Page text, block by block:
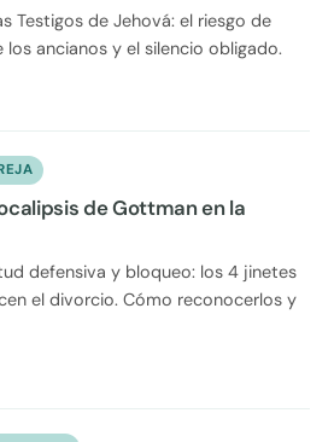
Testigos de Jehová: el riesgo de
los ancianos y el silencio obligado.
de Gottman en la
defensiva y bloqueo: los 4 jinetes
el divorcio. Cómo reconocerlos y